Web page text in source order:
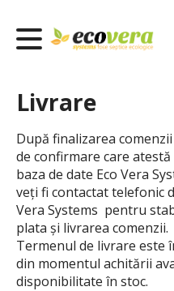
Livrare
După finalizarea
de confirmare care
baza de date Eco Vera
veţi fi contactat telefonic
Vera Systems pentru
plata şi livrarea comenzii.
Termenul de livrare este
din momentul achitării
disponibilitate în stoc.